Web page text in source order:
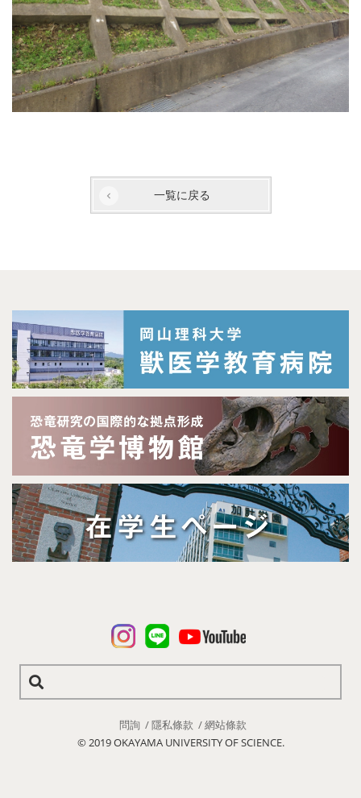
一覧に戻る
問詢 隱私條款
網站條款
© 2019 OKAYAMA UNIVERSITY OF SCIENCE.